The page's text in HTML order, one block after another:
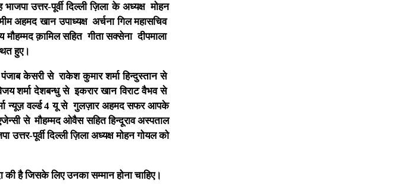
उत्तर-पूर्वी दिल्ली ज़िला के अध्यक्ष मोहन
अहमद खान उपाध्यक्ष अर्चना गिल महासचिव
मौहम्मद क़ामिल सहित गीता सक्सेना दीपमाला
हुए।
केसरी से राकेश कुमार शर्मा हिन्दुस्तान से
शर्मा देशबन्धु से इकरार खान विराट वैभव से
न्यूज़ वर्ल्ड 4 यू से गुलज़ार अहमद सफर आपके
से मौहम्मद ओवैस सहित हिन्दूराव अस्पताल
पूर्वी दिल्ली ज़िला अध्यक्ष मोहन गोयल को
है जिसके लिए उनका सम्मान होना चाहिए।